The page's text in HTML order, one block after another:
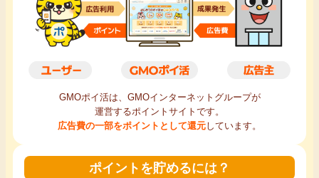
毎日ゲット
特集一覧
GMOポイ活の使い方
GMOポイ活は、GMOインターネットグループが
運営するポイントサイトです。
広告費の一部をポイントとして還元しています。
ポイントを貯めるには？